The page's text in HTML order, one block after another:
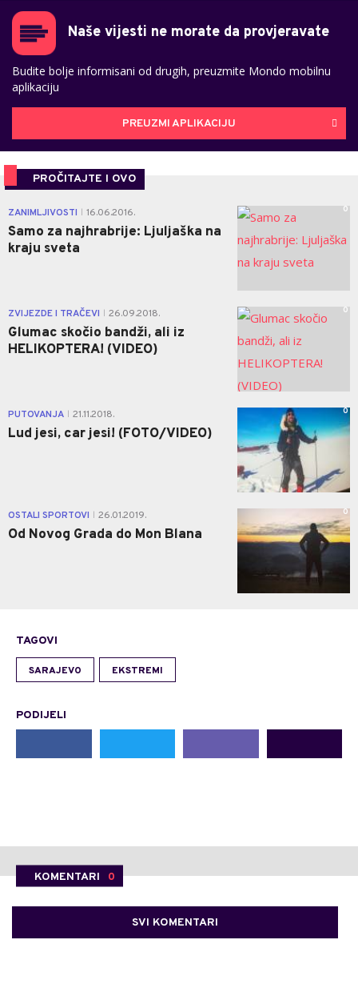
Naše vijesti ne morate da provjeravate
Budite bolje informisani od drugih, preuzmite Mondo mobilnu
aplikaciju
PREUZMI APLIKACIJU
PROČITAJTE I OVO
ZANIMLJIVOSTI 16.06.2016.
Samo za najhrabrije: Ljuljaška na
kraju sveta
0
ZVIJEZDE I TRAČEVI 26.09.2018.
Glumac skočio bandži, ali iz
HELIKOPTERA! (VIDEO)
0
PUTOVANJA 21.11.2018.
Lud jesi, car jesi! (FOTO/VIDEO)
0
OSTALI SPORTOVI 26.01.2019.
Od Novog Grada do Mon Blana
0
TAGOVI
SARAJEVO EKSTREMI
PODIJELI
KOMENTARI 0
SVI KOMENTARI